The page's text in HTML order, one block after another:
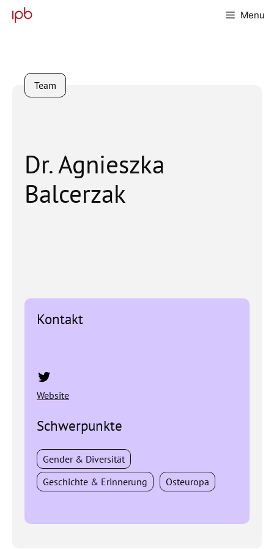
Menu
Team
Dr. Agnieszka
Balcerzak
Kontakt
Website
Schwerpunkte
Gender & Diversität
Geschichte & Erinnerung
Osteuropa